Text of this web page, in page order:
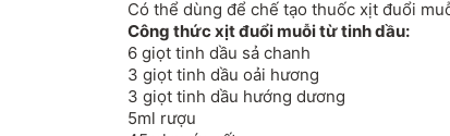
Có thể dùng để chế tạo thuốc xịt đuổi
Công thức xịt đuổi muỗi từ tinh dầu:
6 giọt tinh dầu sả chanh
3 giọt tinh dầu oải hương
3 giọt tinh dầu hướng dương
5ml rượu